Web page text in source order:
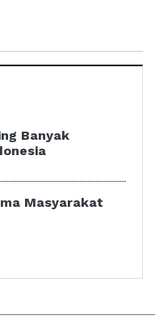
Banyak
Masyarakat